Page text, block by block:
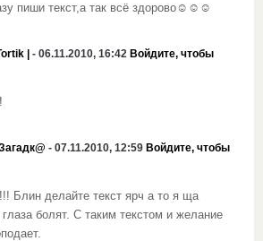
пиши текст,а так всё здорово☺☺☺
| - 06.11.2010, 16:42 Войдите, чтобы
- 07.11.2010, 12:59 Войдите, чтобы
Блин делайте текст ярч а то я ща
глаза болят. С таким текстом и желание